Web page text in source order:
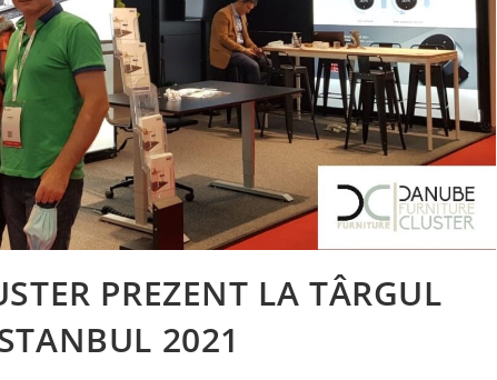
PREZENT LA TÂRGUL
2021